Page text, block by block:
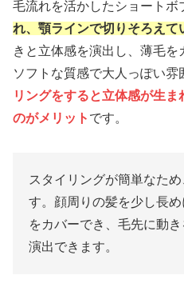
毛流れを活かしたショートボ
れ、顎ラインで切りそろえて
きと立体感を演出し、薄毛を
ソフトな質感で大人っぽい雰
リングをすると立体感が生
のがメリット です。
スタイリングが簡単なた
す。顔周りの髪を少し長
をカバーでき、毛先に動
演出できます。